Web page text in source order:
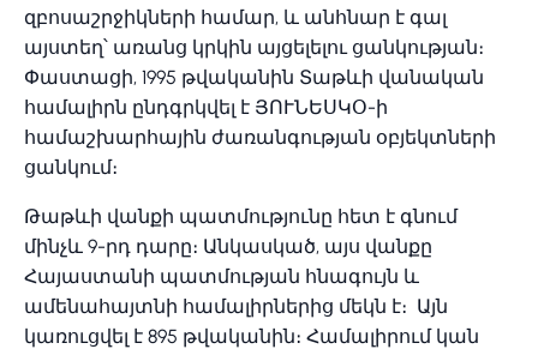
զբոսաշրջիկների համար, և անհնար է գալ
այստեղ՝ առանց կրկին այցելելու ցանկության։
Փաստացի, 1995 թվականին Տաթևի վանական
համալիրն ընդգրկվել է ՅՈՒՆԵՍԿՕ-ի
համաշխարհային ժառանգության օբյեկտների
ցանկում։
Թաթևի վանքի պատմությունը հետ է գնում
մինչև 9-րդ դարը։ Անկասկած, այս վանքը
Հայաստանի պատմության հնագույն և
ամենահայտնի համալիրներից մեկն է։ Այն
կառուցվել է 895 թվականին։ Համալիրում կան